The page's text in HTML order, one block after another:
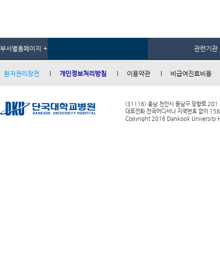
부서별홈페이지 + 관련기관
환자권리장전 개인정보처리방침 이용약관 비급여진료비용
(31116) 충남 천안시 동남구 망향로 201
대표전화 전국어디서나 지역번호 없이
Copyright 2016 Dankook University